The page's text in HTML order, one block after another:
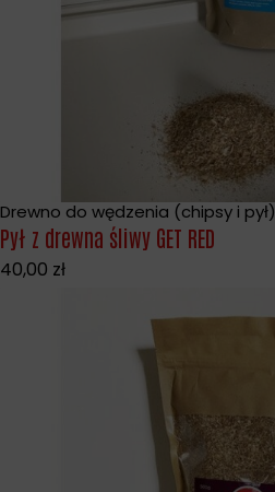
Drewno do wędzenia (chipsy i pył)
Pył z drewna śliwy GET RED
40,00 zł